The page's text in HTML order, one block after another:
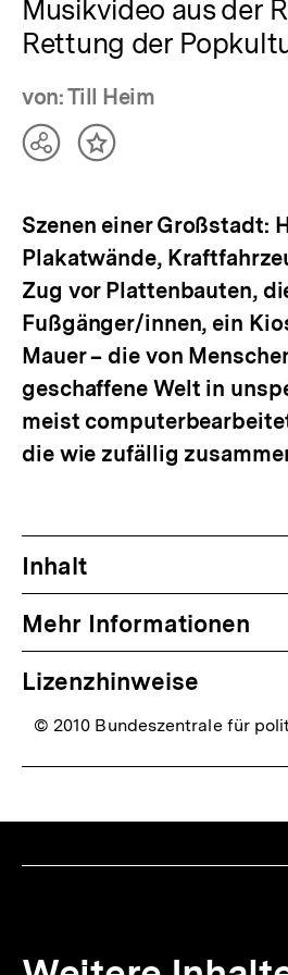
Musikvideo aus der
Rettung der
von: Till Heim
TeilenInhalt
Szenen einer Großstadt:
Plakatwände,
Zug vor Plattenbauten,
Fußgänger/innen, ein
Mauer – die von
geschaffene Welt in
meist
die wie zufällig
Inhalt
Mehr Informationen
Lizenzhinweise
© 2010 Bundeszentrale für